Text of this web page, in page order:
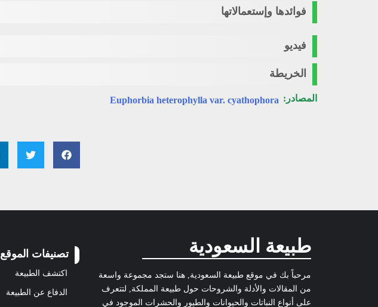
فوائدها وإستعمالاتها
فيديو
الخريطة
المصادر: Euphorbia heterophylla var. cyathophora
طبيعة السعودية
مرحباً بك في موقع طبيعة السعودية, هنا ستجد مجموعة واسعة
من المقالات والأدلة والشروحات حول طبيعة المملكة, لتتعرف
على أنواع النباتات والحيوانات والطيور والحشرات الموجود في
تصنيفات الموقع
اكتشف الطبيعة
الدفاع عن الطبيعة